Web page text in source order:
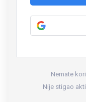
Nemate
Nije stigao